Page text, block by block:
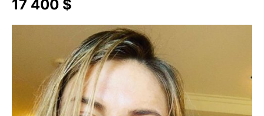
17 400 $